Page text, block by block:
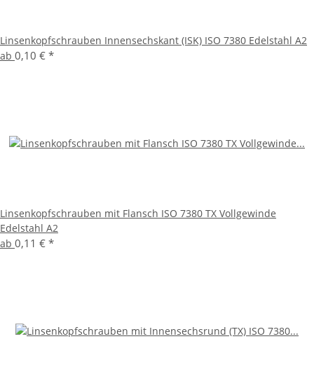
Linsenkopfschrauben Innensechskant (ISK) ISO 7380 Edelstahl A2
ab 0,10 € *
Linsenkopfschrauben mit Flansch ISO 7380 TX Vollgewinde
Edelstahl A2
ab 0,11 € *